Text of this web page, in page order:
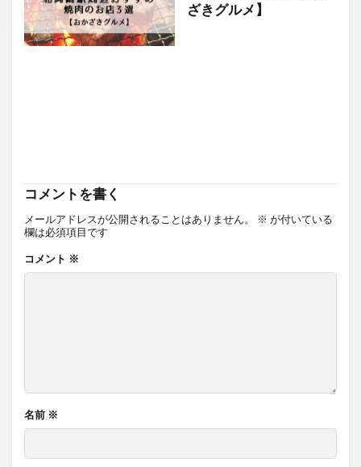
ざきグルメ】
コメントを書く
メールアドレスが公開されることはありません。 ※ が付いている
欄は必須項目です
コメント ※
名前 ※